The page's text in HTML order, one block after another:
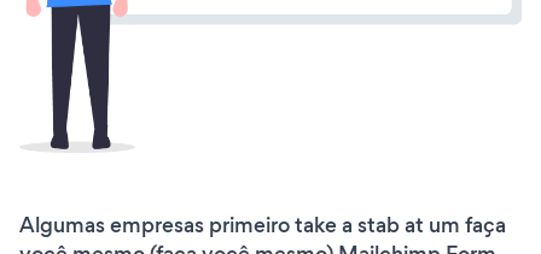
Algumas empresas primeiro take a stab at um faça